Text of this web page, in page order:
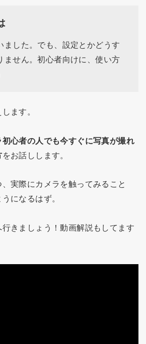
ました。でも、設定とかどうす
ません。初心者向けに、使い方
ます。
初心者の人でも今すぐに写真が撮れ
をお話しします。
実際にカメラを触ってみること
になるはず。
きましょう！動画解説もしてます